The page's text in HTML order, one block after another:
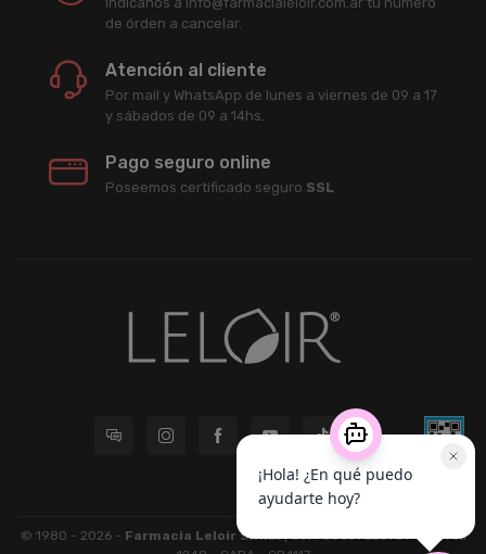
de órden a cancelar.
Atención al cliente
Por mail y WhatsApp de lunes a viernes de 09 a 17
y sábados de 09 a 14hs.
Pago seguro online
Poseemos certificado seguro SSL
© 1980 - 2026 - Farmacia Leloir S.R.L.| CUIT 33609220789 - Larrea